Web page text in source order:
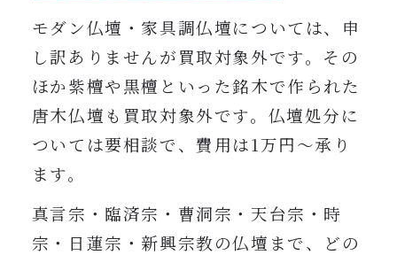
モダン仏壇・家具調仏壇については、申
し訳ありませんが買取対象外です。その
ほか紫檀や黒檀といった銘木で作られた
唐木仏壇も買取対象外です。仏壇処分に
ついては要相談で、費用は1万円〜承り
ます。
真言宗・臨済宗・曹洞宗・天台宗・時
宗・日蓮宗・新興宗教の仏壇まで、どの